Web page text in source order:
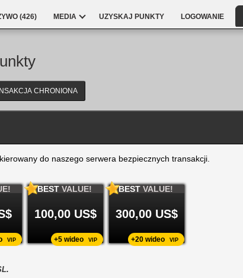
(426) MEDIA UZYSKAJ PUNKTY LOGOWANIE
CHRONIONA
do naszego serwera bezpiecznych transakcji.
VIP
BEST VALUE!
100,00 US$
+5 wideo VIP
BEST VALUE!
300,00 US$
+20 wideo VIP
.